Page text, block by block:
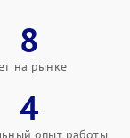
8
на рынке
4
опыт работы